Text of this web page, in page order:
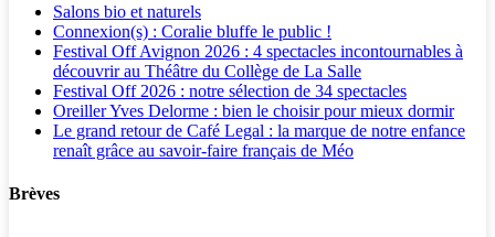
Salons bio et naturels
Connexion(s) : Coralie bluffe le public !
Festival Off Avignon 2026 : 4 spectacles incontournables à
découvrir au Théâtre du Collège de La Salle
Festival Off 2026 : notre sélection de 34 spectacles
Oreiller Yves Delorme : bien le choisir pour mieux dormir
Le grand retour de Café Legal : la marque de notre enfance
renaît grâce au savoir-faire français de Méo
Brèves